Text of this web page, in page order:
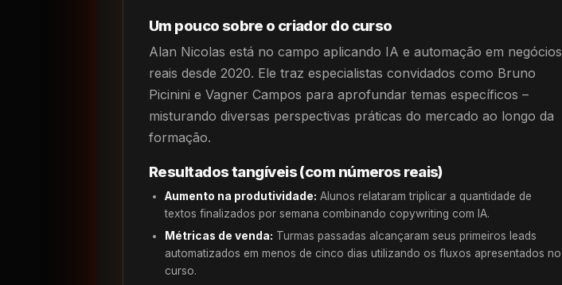
Um pouco sobre o criador do curso
Alan Nicolas está no campo aplicando IA e automação em negócios
reais desde 2020. Ele traz especialistas convidados como Bruno
Picinini e Vagner Campos para aprofundar temas específicos –
misturando diversas perspectivas práticas do mercado ao longo da
formação.
Resultados tangíveis (com números reais)
Aumento na produtividade: Alunos relataram triplicar a quantidade de
textos finalizados por semana combinando copywriting com IA.
Métricas de venda: Turmas passadas alcançaram seus primeiros leads
automatizados em menos de cinco dias utilizando os fluxos apresentados no
curso.